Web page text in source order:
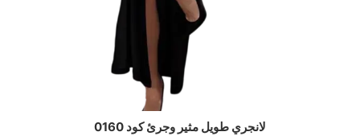
لانجري طويل مثير وجرئ كود 0160